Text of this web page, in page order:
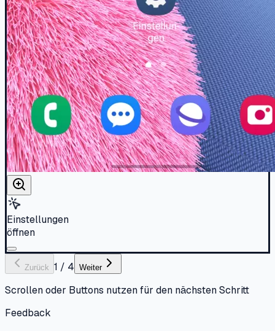
Einstellungen
öffnen
Zurück 1 / 4 Weiter
Scrollen oder Buttons nutzen für den nächsten Schritt
Feedback